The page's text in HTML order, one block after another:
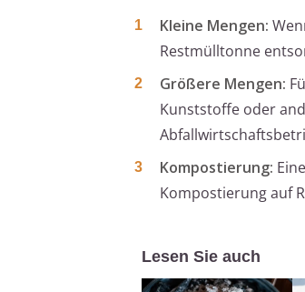
Kleine Mengen:
Restmülltonne
Größere Mengen:
Kunststoffe oder
Kompostierung:
Kompostierung auf
Lesen Sie auch